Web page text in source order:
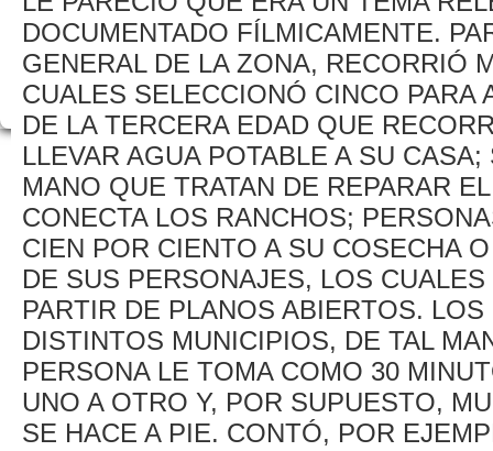
DOCUMENTADO FÍLMICAMENTE.
GENERAL DE LA ZONA, RECORRIÓ
CUALES SELECCIONÓ CINCO PARA
DE LA TERCERA EDAD QUE
LLEVAR AGUA POTABLE A SU
MANO QUE TRATAN DE REPARAR
CONECTA LOS RANCHOS;
CIEN POR CIENTO A SU COSECHA
DE SUS PERSONAJES, LOS
PARTIR DE PLANOS ABIERTOS.
DISTINTOS MUNICIPIOS, DE TAL
PERSONA LE TOMA COMO 30
UNO A OTRO Y, POR SUPUESTO,
SE HACE A PIE. CONTÓ, POR